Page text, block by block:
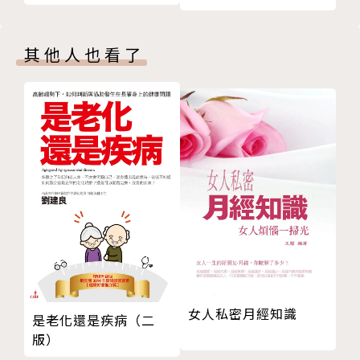
◎ 為什麼不應該依賴藥物降膽固醇？
只要是藥物就一定有副作用，當你仰賴長期服藥控制膽
固醇，
反而會造成體內氧化低密度脂蛋白（LDL）增加，形成
惡性循環。
知名降膽固醇藥「史塔汀」副作用較少，但問題也不
最危險的便是橫紋肌溶解症，嚴重時將引發腎衰竭。
更有報告指出，史塔汀會抑制人體免疫力、提高致癌風
險。
此外，體內膽固醇一旦降得太低，將對末梢神經造成影
響，
可能引起精神障礙、多發性神經病變，或增加新型糖尿
訓練
exercise 1：舒緩身體緊張、促進新陳代謝的指壓
☑ 提高免疫力的穴位 合谷
☑ 舒緩骨幹周圍的穴位 後谿
☑ 有利肝臟運作的穴位 太衝
exercise 2：可消除身體不適的日常運動
☑ 揉胸
☑ 脖頸伸展
☑ 武術步行
exercise 3：不靠藥物也能降低膽固醇的健身運動
☑ 腋窩伸展
☑ 靠牆深蹲
其他人也看了
是老化還是疾病（二
版）
女人私密月經知識